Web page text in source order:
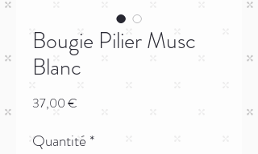
Bougie Pilier Musc
Blanc
37,00 €
Quantité *